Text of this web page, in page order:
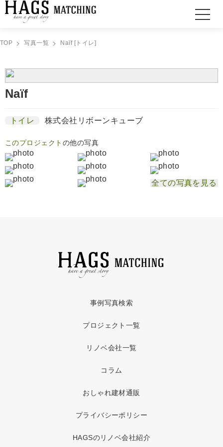
TOP 写真一覧 Naïf [トイレ]
Naïf
トイレ 株式会社リボーンキューブ
このプロジェクト の他の写真
全ての写真を見る
事例写真検索
プロジェクト一覧
リノベ会社一覧
コラム
おしゃれ建材通販
プライバシーポリシー
HAGSのリノベ会社紹介